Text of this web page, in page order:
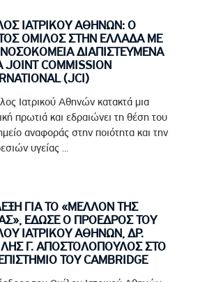
ΙΑΤΡΙΚΟΥ ΑΘΗΝΩΝ: Ο
ΟΜΙΛΟΣ ΣΤΗΝ ΕΛΛΑΔΑ ΜΕ
ΔΙΑΠΙΣΤΕΥΜΕΝΑ
JOINT COMMISSION
(JCI)
Ιατρικού Αθηνών κατακτά μια
πρωτιά και εδραιώνει τη θέση του
αναφοράς στην ποιότητα και την
υγείας ...
ΓΙΑ ΤΟ «ΜΕΛΛΟΝ ΤΗΣ
ΕΔΩΣΕ Ο ΠΡΟΕΔΡΟΣ ΤΟΥ
ΙΑΤΡΙΚΟΥ ΑΘΗΝΩΝ, ΔΡ.
Γ. ΑΠΟΣΤΟΛΟΠΟΥΛΟΣ ΣΤΟ
ΤΟΥ CAMBRIDGE